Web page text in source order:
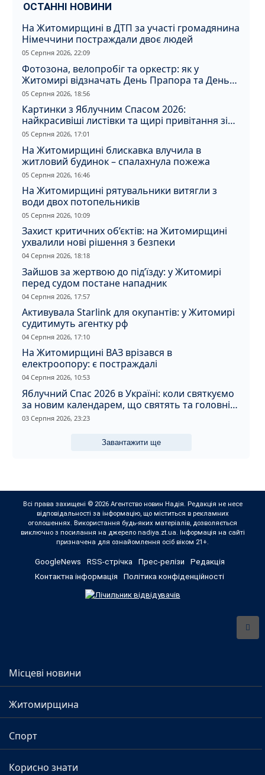
ОСТАННІ НОВИНИ
На Житомирщині в ДТП за участі громадянина
Німеччини постраждали двоє людей
05 Серпня 2026, 22:09
Фотозона, велопробіг та оркестр: як у
Житомирі відзначать День Прапора та День
Незалежності
05 Серпня 2026, 18:56
Картинки з Яблучним Спасом 2026:
найкрасивіші листівки та щирі привітання зі
святом
05 Серпня 2026, 17:01
На Житомирщині блискавка влучила в
житловий будинок – спалахнула пожежа
05 Серпня 2026, 16:46
На Житомирщині рятувальники витягли з
води двох потопельників
05 Серпня 2026, 10:09
Захист критичних об’єктів: на Житомирщині
ухвалили нові рішення з безпеки
04 Серпня 2026, 18:18
Зайшов за жертвою до під’їзду: у Житомирі
перед судом постане нападник
04 Серпня 2026, 17:57
Активувала Starlink для окупантів: у Житомирі
судитимуть агентку рф
04 Серпня 2026, 17:10
На Житомирщині ВАЗ врізався в
електроопору: є постраждалі
04 Серпня 2026, 10:53
Яблучний Спас 2026 в Україні: коли святкуємо
за новим календарем, що святять та головні
прикмети дня
03 Серпня 2026, 23:23
Завантажити ще
Всі права захищені © 2026 Агентство новин Надія. Редакція не несе
відповідальності за інформацію, що міститься в рекламних
оголошеннях. Використання будь-яких матеріалів, дозволяється
виключно з посилання на джерело nadiya.zt.ua. Інформація на сайті
призначена для ознайомлення осіб віком 21+.
GoogleNews RSS-стрічка Прес-релізи
Редакція
Контактна інформація
Політика конфіденційності
Місцеві новини
Житомирщина
Спорт
Корисно знати